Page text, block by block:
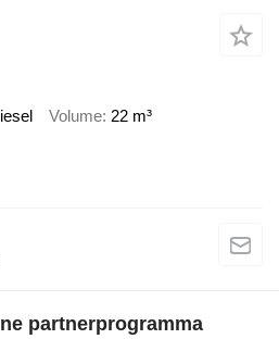
Volume 22 m³
partnerprogramma